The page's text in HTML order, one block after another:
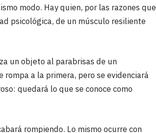
modo. Hay quien, por las razones que
psicológica, de un músculo resiliente
un objeto al parabrisas de un
a la primera, pero se evidenciará
quedará lo que se conoce como
rompiendo. Lo mismo ocurre con